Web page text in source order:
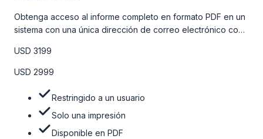
Obtenga acceso al informe completo en formato PDF en un
sistema con una única dirección de correo electrónico con
la tabla de precios a continuación.
USD 3199
USD 2999
Restringido a un usuario
Solo una impresión
Disponible en PDF